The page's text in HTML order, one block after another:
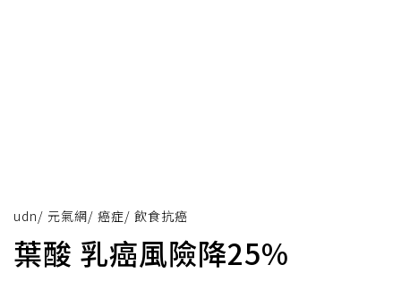
udn/ 元氣網/ 癌症/ 飲食抗癌
葉酸 乳癌風險降25%